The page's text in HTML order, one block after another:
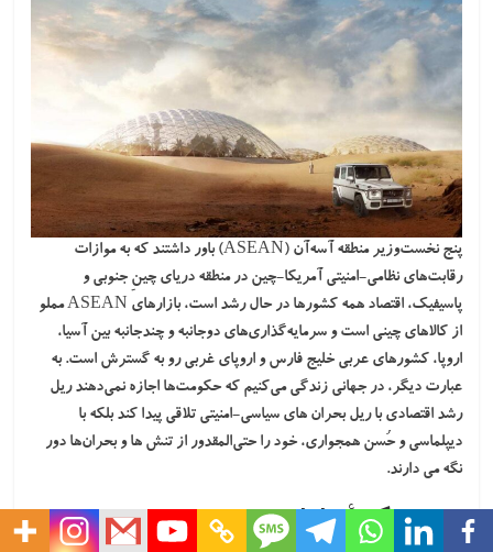
پنج نخست‌وزیر منطقه آسه‌آن
(ASEAN) باور داشتند که به موازات
رقابت‌های نظامی-امنیتی آمریکا-چین در منطقه دریای چینِ جنوبی و
پاسیفیک، اقتصاد همه کشورها در حال رشد است، بازارهای ASEAN مملو
از کالاهای چینی است و سرمایه‌گذاری‌های دوجانبه و چندجانبه بین آسیا،
اروپا، کشورهای عربی خلیج فارس و اروپای غربی رو به گسترش است. به
عبارت دیگر، در جهانی زندگی می‌کنیم که حکومت‌ها اجازه نمی‌دهند ریل
رشد اقتصادی با ریل بحران های سیاسی-امنیتی تلاقی پیدا کند بلکه با
دیپلماسی و حُسن همجواری، خود را حتی‌المقدور از تنش ها و بحران‌ها دور
نگه می دارند.
چند نکتۀ پایانی